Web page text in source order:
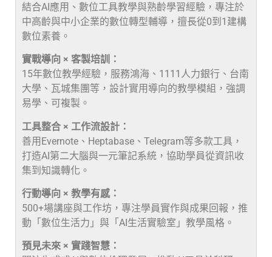
結合AI應用、數位工具教學與熟齡學習經驗，專注於
中高齡與中小企業的數位轉型輔導，擅長從0到1建構
數位素養。
實戰導向 × 客製培訓：
15年數位教學經驗，服務鴻海、1111人力銀行、台南
大學、瓦城集團等，設計實用導向的教學模組，強調
易學、可複製。
工具整合 × 工作流設計：
善用Evernote、Heptabase、Telegram等多款工具，
打造AI第二大腦與一元筆記系統，協助學員從資訊收
集到知識轉化。
行動導向 × 教學有感：
500+場講座與工作坊，專注學員實作與成果回報，推
動「數位生活力」與「AI生活實驗室」教學風格。
預見未來 × 實踐智慧：